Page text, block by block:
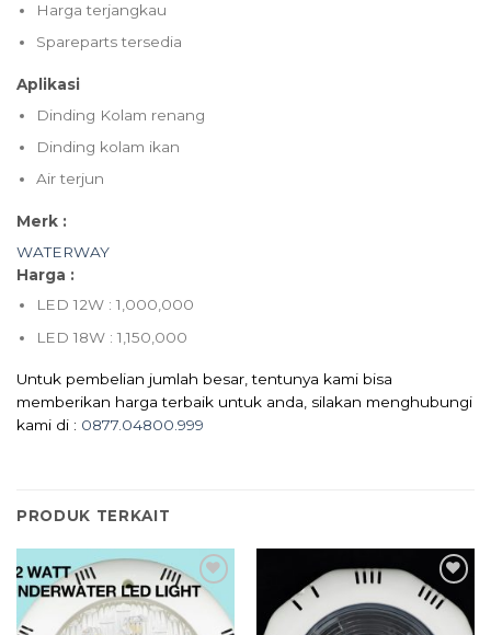
Harga terjangkau
Spareparts tersedia
Aplikasi
Dinding Kolam renang
Dinding kolam ikan
Air terjun
Merk :
WATERWAY
Harga :
LED 12W : 1,000,000
LED 18W : 1,150,000
Untuk pembelian jumlah besar, tentunya kami bisa
memberikan harga terbaik untuk anda, silakan menghubungi
kami di : 0877.04800.999
PRODUK TERKAIT
Add to
Wishlist
Add to
Wishlist